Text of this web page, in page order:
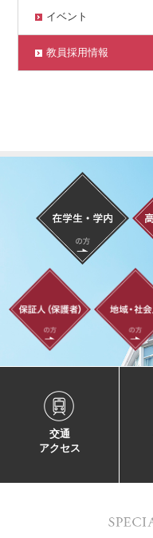
イベント
教員採用情報
交通
アクセス